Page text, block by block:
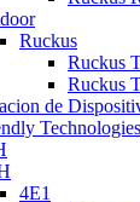
Ruckus
Ruckus
Ruckus
de
Technologies
4E1